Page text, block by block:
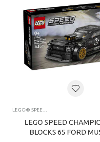
LEGO SPEED
BLOCKS 65 FORD